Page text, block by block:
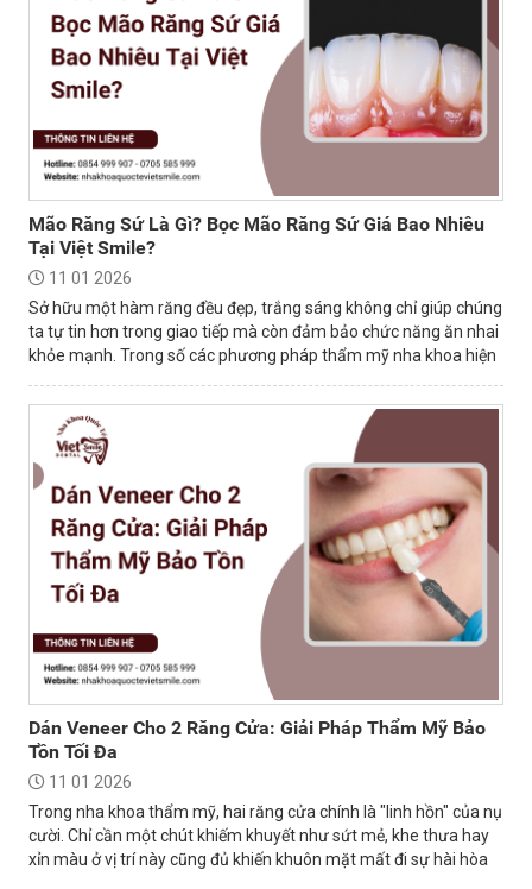
Mão Răng Sứ Là Gì? Bọc Mão Răng Sứ Giá Bao Nhiêu
Tại Việt Smile?
11 01 2026
Sở hữu một hàm răng đều đẹp, trắng sáng không chỉ giúp chúng
ta tự tin hơn trong giao tiếp mà còn đảm bảo chức năng ăn nhai
khỏe mạnh. Trong số các phương pháp thẩm mỹ nha khoa hiện
Dán Veneer Cho 2 Răng Cửa: Giải Pháp Thẩm Mỹ Bảo
Tồn Tối Đa
11 01 2026
Trong nha khoa thẩm mỹ, hai răng cửa chính là "linh hồn" của nụ
cười. Chỉ cần một chút khiếm khuyết như sứt mẻ, khe thưa hay
xỉn màu ở vị trí này cũng đủ khiến khuôn mặt mất đi sự hài hòa